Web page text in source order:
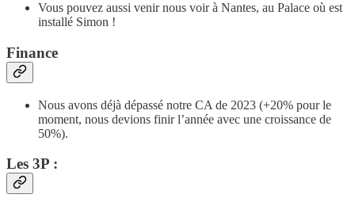
Vous pouvez aussi venir nous voir à Nantes, au Palace où est
installé Simon !
Finance
Nous avons déjà dépassé notre CA de 2023 (+20% pour le
moment, nous devions finir l’année avec une croissance de
50%).
Les 3P :